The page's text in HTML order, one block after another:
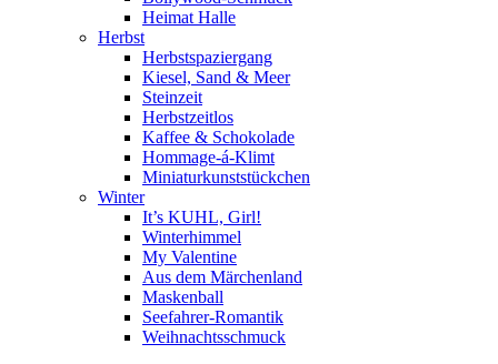
Heimat Halle
Herbst
Herbstspaziergang
Kiesel, Sand & Meer
Steinzeit
Herbstzeitlos
Kaffee & Schokolade
Hommage-á-Klimt
Miniaturkunststückchen
Winter
It’s KUHL, Girl!
Winterhimmel
My Valentine
Aus dem Märchenland
Maskenball
Seefahrer-Romantik
Weihnachtsschmuck